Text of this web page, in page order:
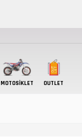
MOTOSIKLET OUTLET